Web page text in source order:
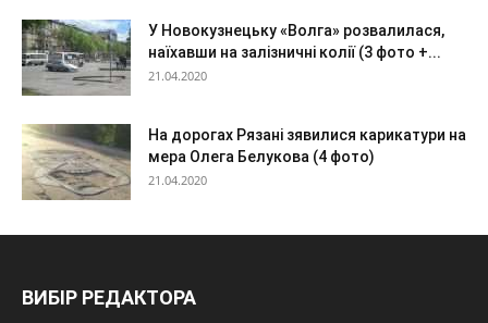
У Новокузнецьку «Волга» розвалилася,
наїхавши на залізничні колії (3 фото +...
21.04.2020
На дорогах Рязані зявилися карикатури на
мера Олега Белукова (4 фото)
21.04.2020
ВИБІР РЕДАКТОРА